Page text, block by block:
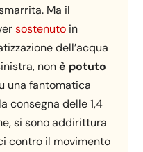
Ma il
sostenuto in
dell’acqua
nonè potuto
una fantomatica
consegna delle 1,4
si sono addirittura
contro il movimento